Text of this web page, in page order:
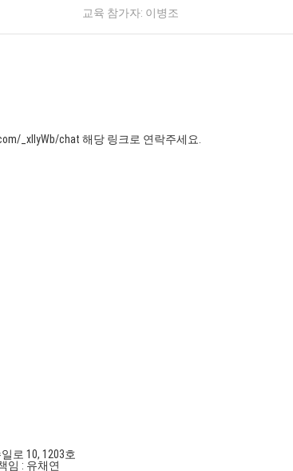
교육 참가자: 이병조
_xlIyWb/chat 해당 링크로 연락주세요.
로 10, 1203호
임 : 유채연